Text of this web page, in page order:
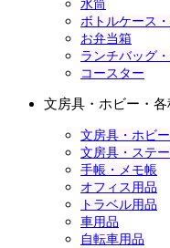
水筒
ボトルケース
お弁当箱
ランチバッグ
コースター
文房具・ホビー・各
文房具・ホビ
文房具・ステ
手帳・メモ帳
オフィス用品
トラベル用品
車用品
自転車用品